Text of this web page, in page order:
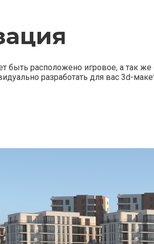
быть расположено игровое, а так же
разработать для вас 3d-